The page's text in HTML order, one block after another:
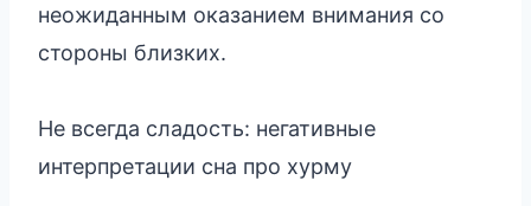
неожиданным оказанием внимания со
стороны близких.
Не всегда сладость: негативные
интерпретации сна про хурму